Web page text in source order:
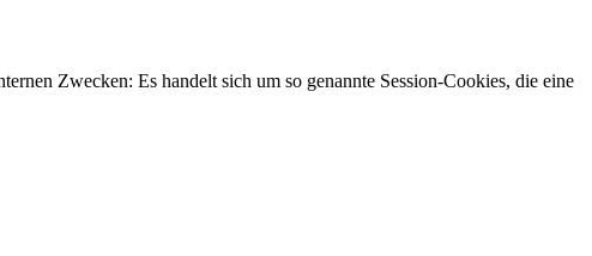
Zwecken: Es handelt sich um so genannte Session-Cookies, die eine